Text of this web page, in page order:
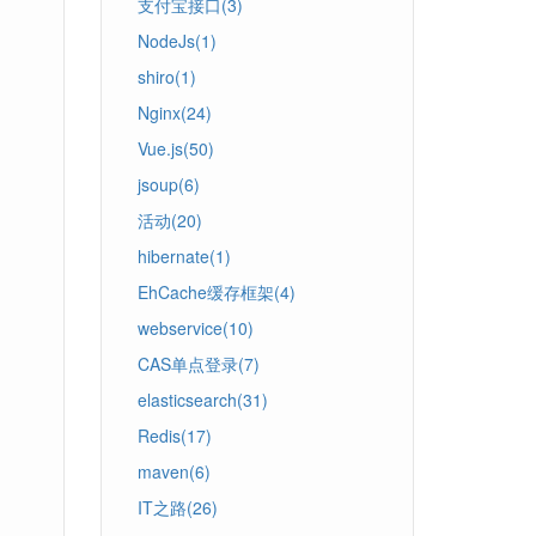
支付宝接口(3)
NodeJs(1)
shiro(1)
Nginx(24)
Vue.js(50)
jsoup(6)
活动(20)
hibernate(1)
EhCache缓存框架(4)
webservice(10)
CAS单点登录(7)
elasticsearch(31)
Redis(17)
maven(6)
IT之路(26)